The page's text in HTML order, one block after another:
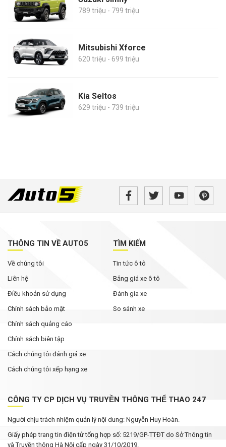
789 triệu - 799 triệu
Mitsubishi Xforce
620 triệu - 699 triệu
Kia Seltos
629 triệu - 739 triệu
THÔNG TIN VỀ AUTO5
Về chúng tôi
Liên hệ
Điều khoản sử dụng
Chính sách bảo mật
Chính sách quảng cáo
Chính sách biên tập
Cách chúng tôi đánh giá xe
Cách chúng tôi xếp hạng xe
TÌM KIẾM
Tin tức ô tô
Bảng giá xe ô tô
Đánh gia xe
So sánh xe
CÔNG TY CP DỊCH VỤ TRUYỀN THÔNG THỂ THAO 247
Người chịu trách nhiệm quản lý nội dung: Nguyễn Huy Hoàn.
Giấy phép trang tin điện tử tổng hợp số: 5219/GP-TTĐT do Sở Thông tin
và Truyền thông Hà Nội cấp ngày 31/10/2019.